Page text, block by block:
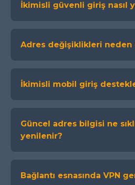
İkimisli güvenli giriş nasıl
Adres değişiklikleri neden
İkimisli mobil giriş
Güncel adres bilgisi ne
yenilenir?
Bağlantı esnasında VPN